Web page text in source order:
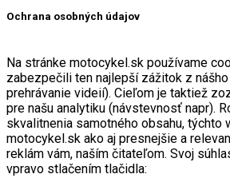
Ochrana osobných údajov
Na stránke motocykel.sk používame
zabezpečili ten najlepší zážitok z nášho
prehrávanie videií). Cieľom je taktiež
pre našu analytiku (návstevnosť napr).
skvalitnenia samotného obsahu, týchto
motocykel.sk ako aj presnejšie a
reklám vám, naším čitateľom. Svoj
vpravo stlačením tlačidla: